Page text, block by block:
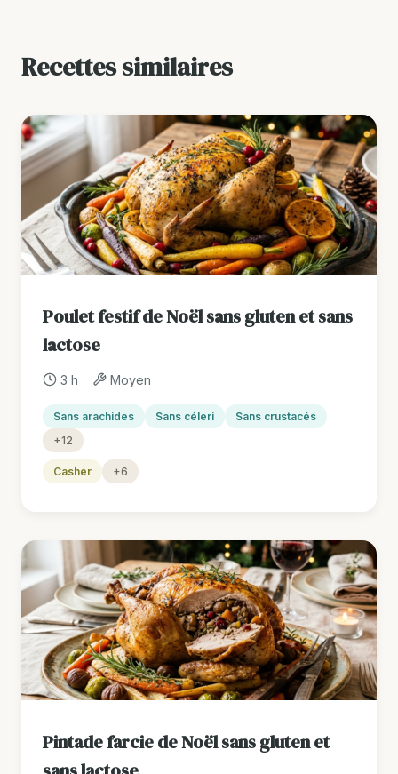
Recettes similaires
Poulet festif de Noël sans gluten et sans
lactose
3 h Moyen
Sans arachides Sans céleri
Sans crustacés
+12
Casher +6
Pintade farcie de Noël sans gluten et